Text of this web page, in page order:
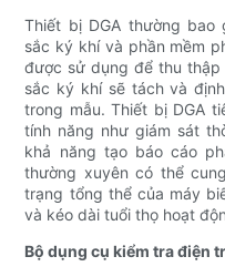
Thiết bị DGA thường
sắc ký khí và phần mềm
được sử dụng để thu
sắc ký khí sẽ tách và
trong mẫu. Thiết bị DGA
tính năng như giám sát
khả năng tạo báo cáo
thường xuyên có thể
trạng tổng thể của máy
và kéo dài tuổi thọ hoạt
Bộ dụng cụ kiểm tra điện